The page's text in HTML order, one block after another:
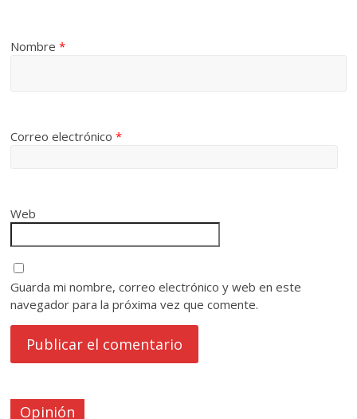
Nombre*
Correo electrónico*
Web
Guarda mi nombre, correo electrónico y web en este
navegador para la próxima vez que comente.
Opinión